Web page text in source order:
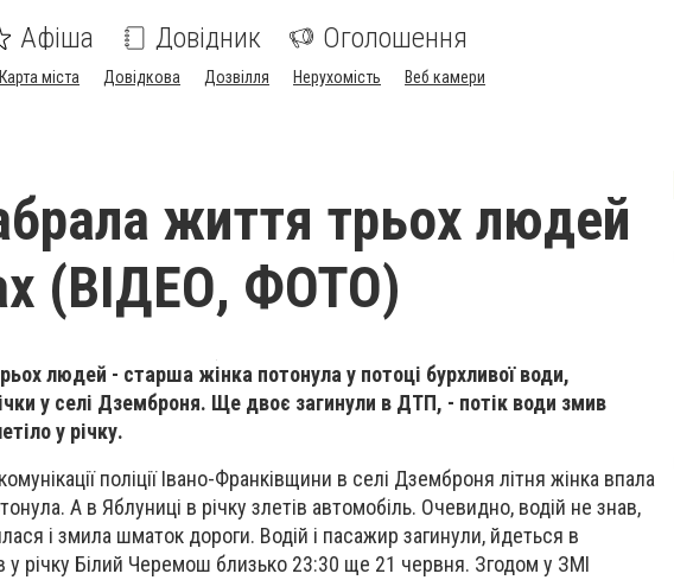
Афіша Довідник Оголошення
Карта міста Довідкова Дозвілля Нерухомість Веб камери
життя трьох людей
(ВІДЕО, ФОТО)
людей - старша жінка потонула у потоці бурхливої води,
у селі Дземброня. Ще двоє загинули в ДТП, - потік води змив
у річку.
поліції Івано-Франківщини в селі Дземброня літня жінка впала
А в Яблуниці в річку злетів автомобіль. Очевидно, водій не знав,
і змила шматок дороги. Водій і пасажир загинули, йдеться в
у річку Білий Черемош близько 23:30 ще 21 червня. Згодом у ЗМІ